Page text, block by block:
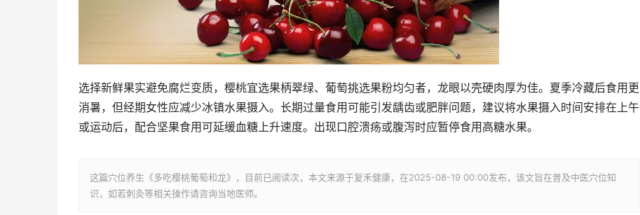
选择新鲜果实避免腐烂变质，樱桃宜选果柄翠绿、葡萄挑选果粉均匀者，龙眼以壳硬肉厚为佳。夏季冷藏后食用更
消暑，但经期女性应减少冰镇水果摄入。长期过量食用可能引发龋齿或肥胖问题，建议将水果摄入时间安排在上午
或运动后，配合坚果食用可延缓血糖上升速度。出现口腔溃疡或腹泻时应暂停食用高糖水果。
这篇穴位养生《多吃樱桃葡萄和龙》，目前已阅读次，本文来源于复禾健康，在2025-08-19 00:00发布，该文旨在普及中医穴位知
识，如若刺灸等相关操作请咨询当地医师。